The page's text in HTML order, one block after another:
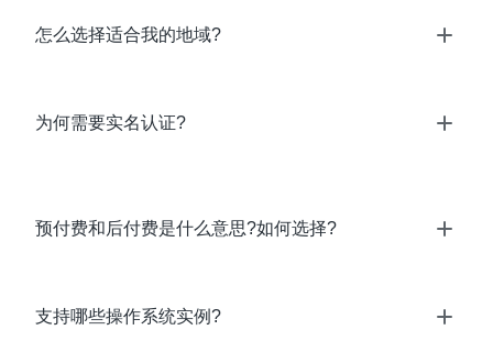
怎么选择适合我的地域?
为何需要实名认证?
预付费和后付费是什么意思?如何选择?
支持哪些操作系统实例?